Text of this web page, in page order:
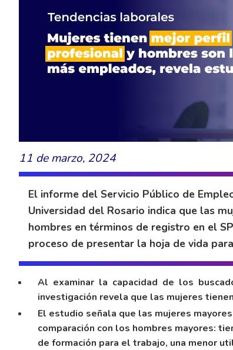
11 de marzo, 2024
El informe del Servicio Público de
Universidad del Rosario indica que las
hombres en términos de registro en el
proceso de presentar la hoja de vida
Al examinar la capacidad de los
investigación revela que las mujeres
El estudio señala que las mujeres
comparación con los hombres mayores:
de formación para el trabajo, una menor